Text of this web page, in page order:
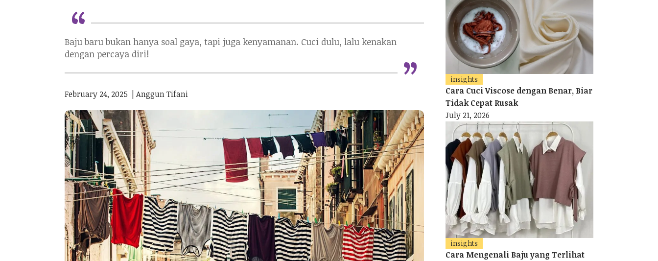
“
Baju baru bukan hanya soal gaya, tapi juga kenyamanan. Cuci dulu, lalu kenakan
dengan percaya diri!
“
February 24, 2025 Anggun Tifani
insights
Cara Cuci Viscose dengan Benar, Biar
Tidak Cepat Rusak
July 21, 2026
insights
Cara Mengenali Baju yang Terlihat